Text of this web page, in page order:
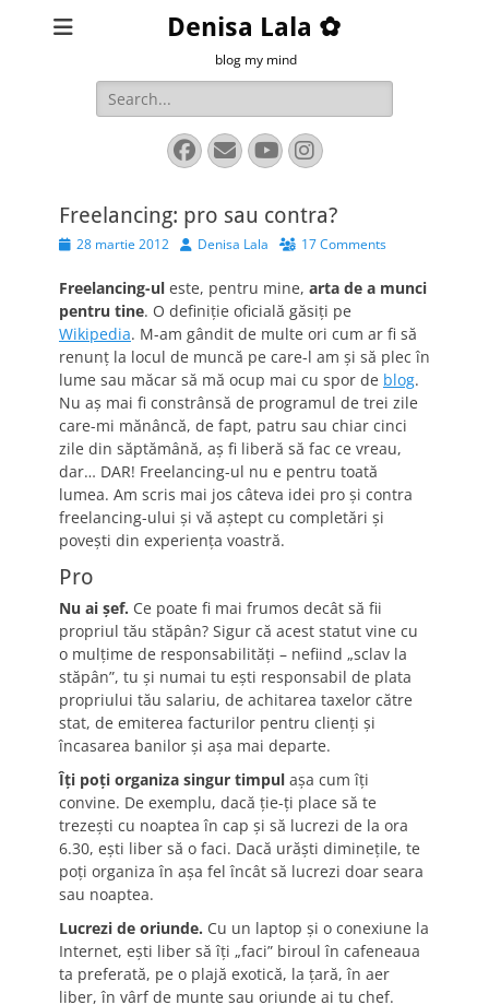
Denisa Lala ✿
blog my mind
Search
for:
Facebook
EmailYouTube
Instagram
Freelancing: pro sau contra?
Posted
28 martie 2012 AuthorDenisa Lala 17 Comments
Freelancing-ul este, pentru mine, arta de a munci
pentru tine. O definiţie oficială găsiţi pe
Wikipedia. M-am gândit de multe ori cum ar fi să
renunţ la locul de muncă pe care-l am şi să plec în
lume sau măcar să mă ocup mai cu spor de blog.
Nu aş mai fi constrânsă de programul de trei zile
care-mi mănâncă, de fapt, patru sau chiar cinci
zile din săptămână, aş fi liberă să fac ce vreau,
dar… DAR! Freelancing-ul nu e pentru toată
lumea. Am scris mai jos câteva idei pro şi contra
freelancing-ului şi vă aştept cu completări şi
poveşti din experienţa voastră.
Pro
Nu ai şef. Ce poate fi mai frumos decât să fii
propriul tău stăpân? Sigur că acest statut vine cu
o mulţime de responsabilităţi – nefiind „sclav la
stăpân”, tu şi numai tu eşti responsabil de plata
propriului tău salariu, de achitarea taxelor către
stat, de emiterea facturilor pentru clienţi şi
încasarea banilor şi aşa mai departe.
Îţi poţi organiza singur timpul aşa cum îţi
convine. De exemplu, dacă ţie-ţi place să te
trezeşti cu noaptea în cap şi să lucrezi de la ora
6.30, eşti liber să o faci. Dacă urăşti dimineţile, te
poţi organiza în aşa fel încât să lucrezi doar seara
sau noaptea.
Lucrezi de oriunde. Cu un laptop şi o conexiune la
Internet, eşti liber să îţi „faci” biroul în cafeneaua
ta preferată, pe o plajă exotică, la ţară, în aer
liber, în vârf de munte sau oriunde ai tu chef.